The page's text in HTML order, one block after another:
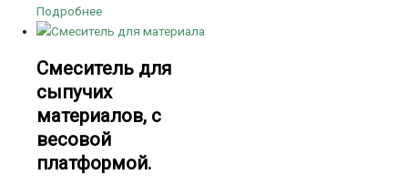
Подробнее
Смеситель для
сыпучих
материалов, с
весовой
платформой.